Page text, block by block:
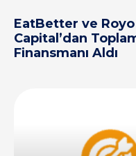
EatBetter ve
Capital’dan
Finansmanı Aldı